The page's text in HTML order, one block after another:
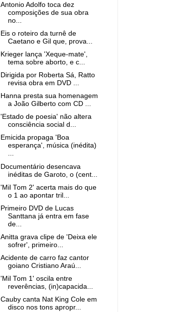
Antonio Adolfo toca dez
composições de sua obra
no...
Eis o roteiro da turnê de
Caetano e Gil que, prova...
Krieger lança 'Xeque-mate',
tema sobre aborto, e c...
Dirigida por Roberta Sá, Ratto
revisa obra em DVD ...
Hanna presta sua homenagem
a João Gilberto com CD ...
'Estado de poesia' não altera
consciência social d...
Emicida propaga 'Boa
esperança', música (inédita)
...
Documentário desencava
inéditas de Garoto, o (cent...
'Mil Tom 2' acerta mais do que
o 1 ao apontar tril...
Primeiro DVD de Lucas
Santtana já entra em fase
de...
Anitta grava clipe de 'Deixa ele
sofrer', primeiro...
Acidente de carro faz cantor
goiano Cristiano Araú...
'Mil Tom 1' oscila entre
reverências, (in)capacida...
Cauby canta Nat King Cole em
disco nos tons apropr...